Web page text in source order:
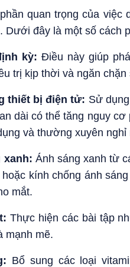
quan trọng của
đây là một số cách
kỳ: Điều này giúp
trị kịp thời và ngăn
thiết bị điện tử: Sử
dài có thể tăng nguy
và thường xuyên nghỉ
xanh: Ánh sáng xanh từ
kính chống ánh
mắt.
Thực hiện các bài tập
mạnh mẽ.
Bổ sung các loại